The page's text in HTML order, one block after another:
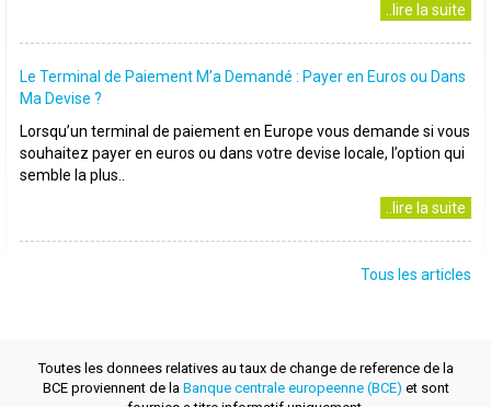
..lire la suite
Le Terminal de Paiement M’a Demandé : Payer en Euros ou Dans
Ma Devise ?
Lorsqu’un terminal de paiement en Europe vous demande si vous
souhaitez payer en euros ou dans votre devise locale, l’option qui
semble la plus..
..lire la suite
Tous les articles
Toutes les donnees relatives au taux de change de reference de la
BCE proviennent de la Banque centrale europeenne (BCE) et sont